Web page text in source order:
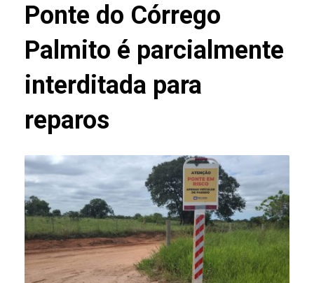
Ponte do Córrego
Palmito é parcialmente
interditada para
reparos